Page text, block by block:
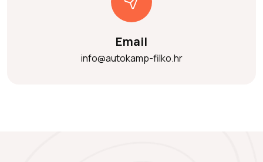
Email
info@autokamp-filko.hr